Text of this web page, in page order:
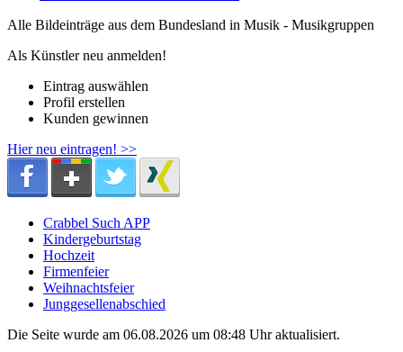
Alle Bildeinträge aus dem Bundesland in Musik - Musikgruppen
Als Künstler neu anmelden!
Eintrag auswählen
Profil erstellen
Kunden gewinnen
Hier neu eintragen! >>
Crabbel Such APP
Kindergeburtstag
Hochzeit
Firmenfeier
Weihnachtsfeier
Junggesellenabschied
Die Seite wurde am 06.08.2026 um 08:48 Uhr aktualisiert.